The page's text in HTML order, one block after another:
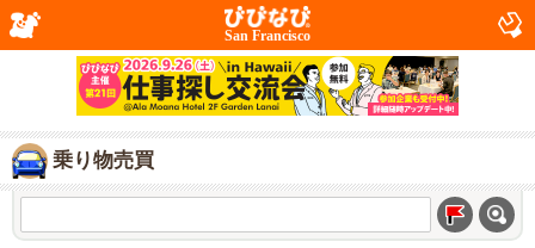
San Francisco
乗り物売買